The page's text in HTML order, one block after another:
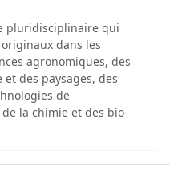
pluridisciplinaire qui
dans les
agronomiques, des
des paysages, des
de
la chimie et des bio-